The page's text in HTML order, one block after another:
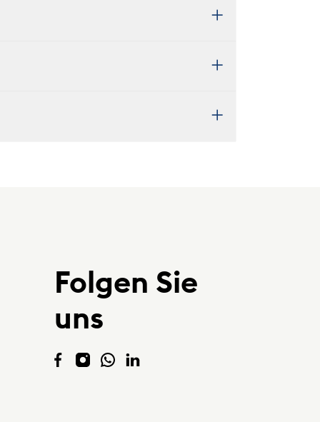
Folgen Sie
uns
Der Link öffnet sich in einem neuen
Der Link öffnet sich in einem
Der Link öffnet sich in einem